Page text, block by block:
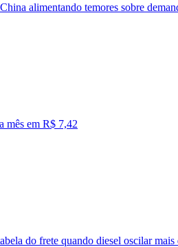
alimentando temores sobre
mês em R$ 7,42
do frete quando diesel oscilar mais